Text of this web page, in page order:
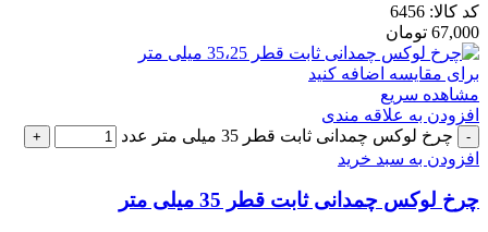
کد کالا: 6456
67,000 تومان
برای مقایسه اضافه کنید
مشاهده سریع
افزودن به علاقه مندی
چرخ لوکس چمدانی ثابت قطر 35 میلی متر عدد
افزودن به سبد خرید
چرخ لوکس چمدانی ثابت قطر 35 میلی متر